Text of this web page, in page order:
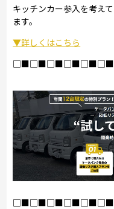
キッチンカー参入を考え
ます。
▼詳しくはこちら